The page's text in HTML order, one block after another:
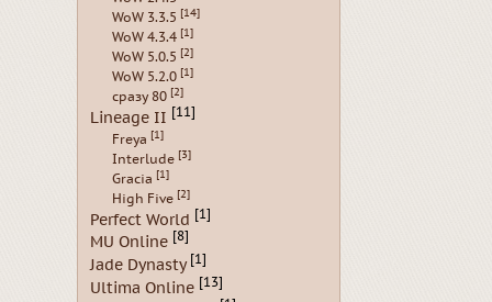
WoW 3.3.5 [14]
WoW 4.3.4 [1]
WoW 5.0.5 [2]
WoW 5.2.0 [1]
сразу 80 [2]
Lineage II [11]
Freya [1]
Interlude [3]
Gracia [1]
High Five [2]
Perfect World [1]
MU Online [8]
Jade Dynasty [1]
Ultima Online [13]